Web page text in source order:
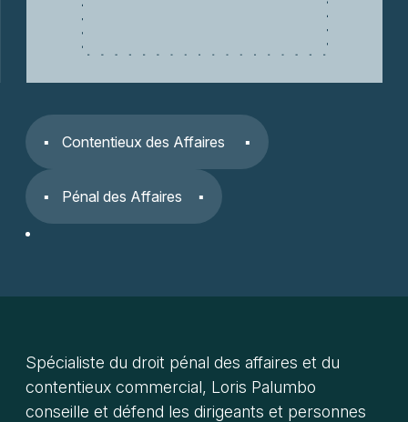
Contentieux des Affaires
Pénal des Affaires
Spécialiste du droit pénal des affaires et du
contentieux commercial, Loris Palumbo
conseille et défend les dirigeants et personnes